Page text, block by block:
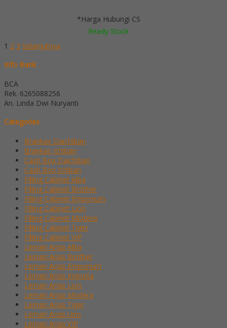
*Harga Hubungi CS
Ready Stock
1 2 3 Selanjutnya
Info Bank
BCA
Rek. 6265088256
An. Linda Dwi Nuryanti
Categories
Brankas Daichiban
Brankas Ichiban
Cash Box Daichiban
Cash Box Ichiban
Filling Cabinet Alba
Filling Cabinet Brother
Filling Cabinet Emporium
Filling Cabinet Lion
Filling Cabinet Modera
Filling Cabinet Tiger
Filling Cabinet VIP
Lemari Arsip Alba
Lemari Arsip Brother
Lemari Arsip Emporium
Lemari Arsip Importa
Lemari Arsip Lion
Lemari Arsip Modera
Lemari Arsip Tiger
Lemari Arsip Uno
Lemari Arsip VIP